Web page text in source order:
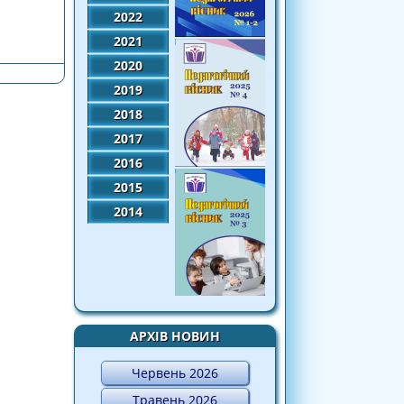
2022
2021
2020
2019
2018
2017
2016
2015
2014
АРХІВ НОВИН
Червень 2026
Травень 2026